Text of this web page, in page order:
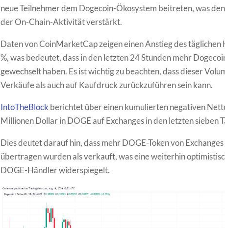
neue Teilnehmer dem Dogecoin-Ökosystem beitreten, was
der On-Chain-Aktivität verstärkt.
Daten von CoinMarketCap zeigen einen Anstieg des täglichen
%, was bedeutet, dass in den letzten 24 Stunden mehr
gewechselt haben. Es ist wichtig zu beachten, dass dieser
Verkäufe als auch auf Kaufdruck zurückzuführen sein kann.
IntoTheBlock berichtet über einen kumulierten negativen
Millionen Dollar in DOGE auf Exchanges in den letzten sieben
Dies deutet darauf hin, dass mehr DOGE-Token von
übertragen wurden als verkauft, was eine weiterhin
DOGE-Händler widerspiegelt.